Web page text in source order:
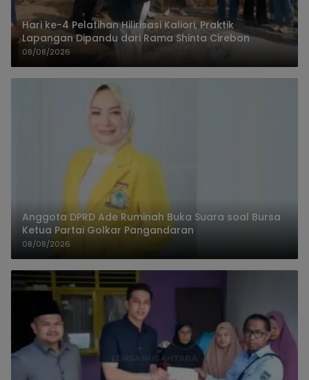
Hari ke-4 Pelatihan Hilirisasi Kaliori, Praktik
Lapangan Dipandu dari Rama Shinta Cirebon
08/08/2026
Anggota DPRD Ade Ruminah Buka Suara soal Bursa
Ketua Partai Golkar Pangandaran
08/08/2026